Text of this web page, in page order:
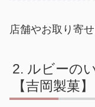
店舗やお取り寄
ルビーの
【吉岡製菓】